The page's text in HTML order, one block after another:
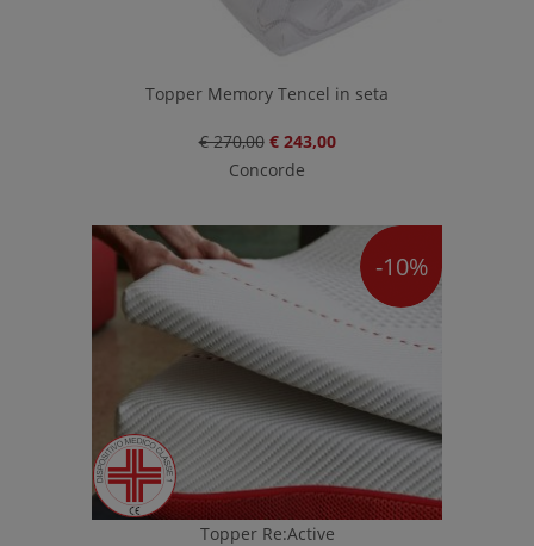
Topper Memory Tencel in seta
€ 270,00 € 243,00
Concorde
-10%
Topper Re:Active